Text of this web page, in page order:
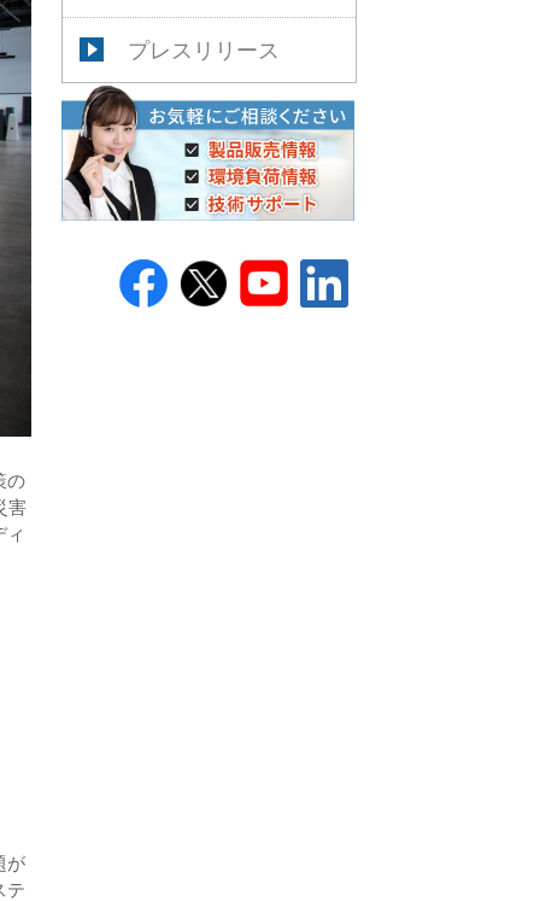
プレスリリース
の
害
ィ
が
テ